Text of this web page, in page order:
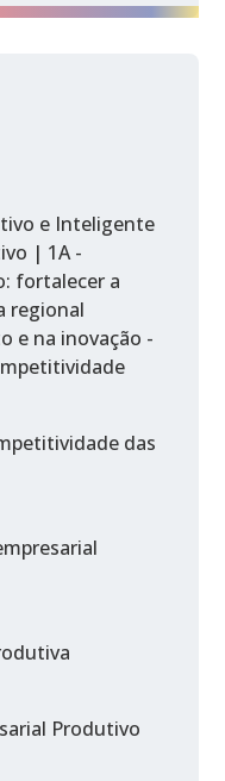
e Inteligente
| 1A -
fortalecer a
regional
e na inovação -
das
Produtivo